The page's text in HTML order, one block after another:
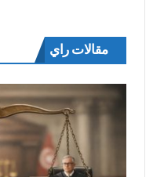
مقالات راي